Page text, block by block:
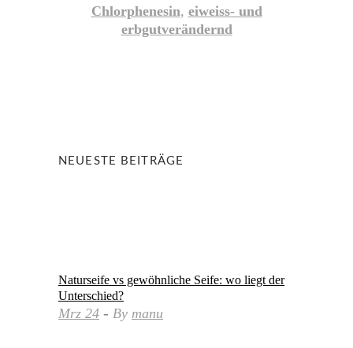
Chlorphenesin, eiweiss- und
erbgutverändernd
NEUESTE BEITRÄGE
Naturseife vs gewöhnliche Seife: wo liegt der
Unterschied?
Mrz 24 By manu